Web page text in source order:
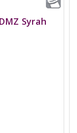
Syrah